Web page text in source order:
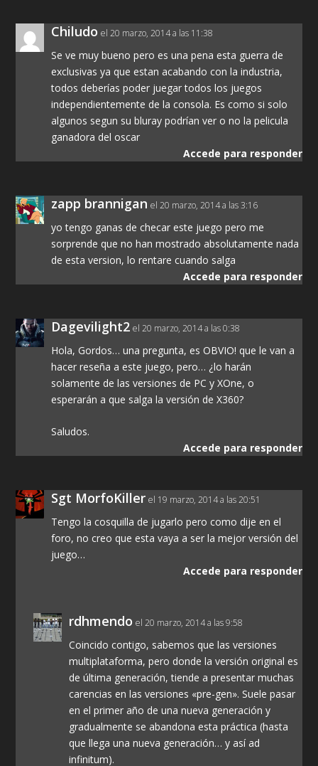
Chiludo el 20 marzo, 2014 a las 11:38
Se ve muy bueno pero es una pena esta guerra de
exclusivas ya que estan acabando con la industria,
todos deberías poder juegar todos los juegos
independientemente de la consola. Es como si solo
algunos segun su bluray podrían ver o no la pelicula
ganadora del oscar
Accede para responder
zapp brannigan el 20 marzo, 2014 a las 3:16
yo tengo ganas de checar este juego pero me
sorprende que no han mostrado absolutamente nada
de esta version, lo rentare cuando salga
Accede para responder
Dagevilight2 el 20 marzo, 2014 a las 0:38
Hola, Gordos… una pregunta, es OBVIO! que le van a
hacer reseña a este juego, pero… ¿lo harán
solamente de las versiones de PC y XOne, o
esperarán a que salga la versión de X360?
Saludos.
Accede para responder
Sgt MorfoKiller el 19 marzo, 2014 a las 20:51
Tengo la cosquilla de jugarlo pero como dije en el
foro, no creo que esta vaya a ser la mejor versión del
juego…
Accede para responder
rdhmendo el 20 marzo, 2014 a las 9:58
Coincido contigo, sabemos que las versiones
multiplataforma, pero donde la versión original es
de última generación, tiende a presentar muchas
carencias en las versiones «pre-gen». Suele pasar
en el primer año de una nueva generación y
gradualmente se abandona esta práctica (hasta
que llega una nueva generación… y así ad
infinitum).